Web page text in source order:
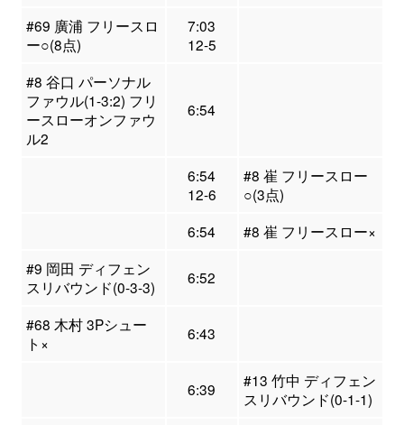
#69 廣浦 フリースロ
ー○(8点)
7:03
12-5
#8 谷口 パーソナル
ファウル(1-3:2) フリ
ースローオンファウ
ル2
6:54
6:54
12-6
#8 崔 フリースロー
○(3点)
6:54
#8 崔 フリースロー×
#9 岡田 ディフェン
スリバウンド(0-3-3)
6:52
#68 木村 3Pシュー
ト×
6:43
6:39
#13 竹中 ディフェン
スリバウンド(0-1-1)